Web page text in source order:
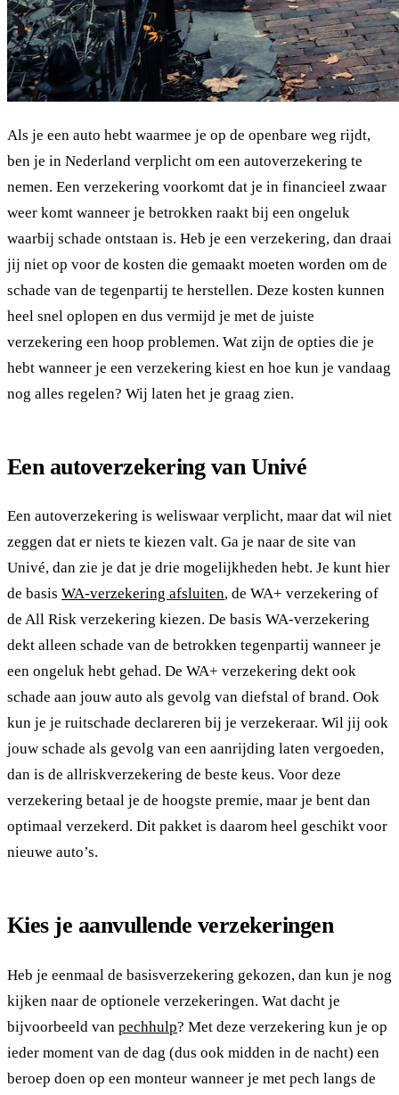
Als je een auto hebt waarmee je op de openbare weg rijdt,
ben je in Nederland verplicht om een autoverzekering te
nemen. Een verzekering voorkomt dat je in financieel zwaar
weer komt wanneer je betrokken raakt bij een ongeluk
waarbij schade ontstaan is. Heb je een verzekering, dan draai
jij niet op voor de kosten die gemaakt moeten worden om de
schade van de tegenpartij te herstellen. Deze kosten kunnen
heel snel oplopen en dus vermijd je met de juiste
verzekering een hoop problemen. Wat zijn de opties die je
hebt wanneer je een verzekering kiest en hoe kun je vandaag
nog alles regelen? Wij laten het je graag zien.
Een autoverzekering van Univé
Een autoverzekering is weliswaar verplicht, maar dat wil niet
zeggen dat er niets te kiezen valt. Ga je naar de site van
Univé, dan zie je dat je drie mogelijkheden hebt. Je kunt hier
de basis WA-verzekering afsluiten, de WA+ verzekering of
de All Risk verzekering kiezen. De basis WA-verzekering
dekt alleen schade van de betrokken tegenpartij wanneer je
een ongeluk hebt gehad. De WA+ verzekering dekt ook
schade aan jouw auto als gevolg van diefstal of brand. Ook
kun je je ruitschade declareren bij je verzekeraar. Wil jij ook
jouw schade als gevolg van een aanrijding laten vergoeden,
dan is de allriskverzekering de beste keus. Voor deze
verzekering betaal je de hoogste premie, maar je bent dan
optimaal verzekerd. Dit pakket is daarom heel geschikt voor
nieuwe auto’s.
Kies je aanvullende verzekeringen
Heb je eenmaal de basisverzekering gekozen, dan kun je nog
kijken naar de optionele verzekeringen. Wat dacht je
bijvoorbeeld van pechhulp? Met deze verzekering kun je op
ieder moment van de dag (dus ook midden in de nacht) een
beroep doen op een monteur wanneer je met pech langs de